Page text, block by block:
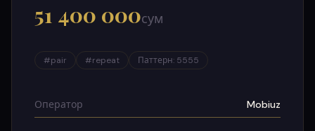
51 400 000сум
#pair #repeat Паттерн: 5555
Оператор Mobiuz